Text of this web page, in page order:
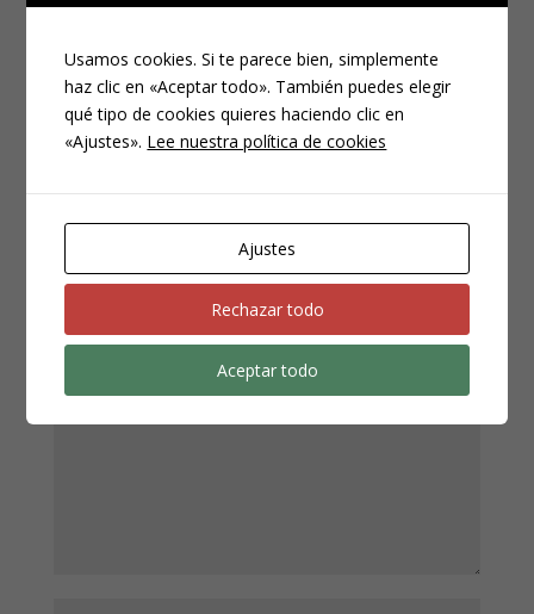
Entradas Relacionadas
No related posts.
Enviar comentario
Tu dirección de correo electrónico no será publicada.
Los campos obligatorios están marcados con*
Usamos cookies. Si te parece bien, simplemente
haz clic en «Aceptar todo». También puedes elegir
qué tipo de cookies quieres haciendo clic en
«Ajustes». Lee nuestra política de cookies
Ajustes
Rechazar todo
Aceptar todo